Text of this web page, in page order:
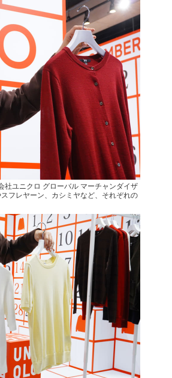
社ユニクロ グローバル マーチャンダイザ
フレヤーン、カシミヤなど、それぞれの